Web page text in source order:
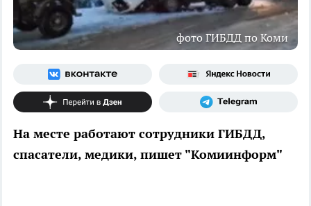
фото ГИБДД по Коми
На месте работают сотрудники ГИБДД,
спасатели, медики, пишет "Комиинформ"